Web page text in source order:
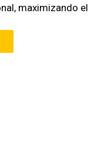
maximizando el